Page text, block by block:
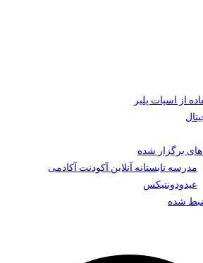
از اسپات پلیر
های برگزار شده
مدرسه تابستانه آنلاین آکودنت آکادمی
عیدودونتیکس
شده